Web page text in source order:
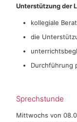
Unterstützung der
kollegiale
die
Durchführung
Sprechstunde
Mittwochs von